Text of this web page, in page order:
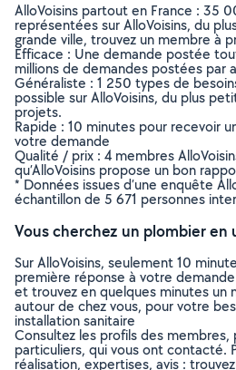
AlloVoisins partout en France : 35
représentées sur AlloVoisins, du
grande ville, trouvez un membre à
Efficace : Une demande postée
millions de demandes postées par
Généraliste : 1 250 types de
possible sur AlloVoisins, du plus
projets.
Rapide : 10 minutes pour recevoir
votre demande
Qualité / prix : 4 membres
qu’AlloVoisins propose un bon
* Données issues d’une enquête
échantillon de 5 671 personnes
Vous cherchez un plombier en
Sur AlloVoisins, seulement 10
première réponse à votre
et trouvez en quelques minutes un
autour de chez vous, pour votre
installation sanitaire
Consultez les profils des membres,
particuliers, qui vous ont contacté.
réalisation, expertises, avis :